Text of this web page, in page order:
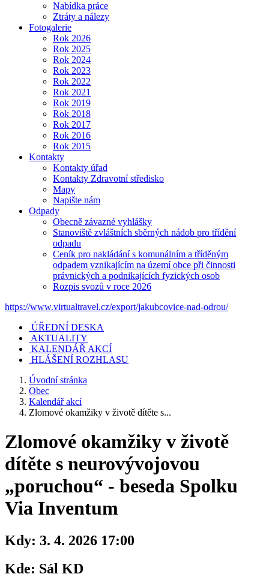
Nabídka práce
Ztráty a nálezy
Fotogalerie
Rok 2026
Rok 2025
Rok 2024
Rok 2023
Rok 2022
Rok 2021
Rok 2019
Rok 2018
Rok 2017
Rok 2016
Rok 2015
Kontakty
Kontakty úřad
Kontakty Zdravotní středisko
Mapy
Napište nám
Odpady
Obecně závazné vyhlášky
Stanoviště zvláštních sběrných nádob pro třídění
odpadu
Ceník pro nakládání s komunálním a tříděným
odpadem vznikajícím na území obce při činnosti
právnických a podnikajících fyzických osob
Rozpis svozů v roce 2026
https://www.virtualtravel.cz/export/jakubcovice-nad-odrou/
ÚŘEDNÍ DESKA
AKTUALITY
KALENDÁŘ AKCÍ
HLÁŠENÍ ROZHLASU
Úvodní stránka
Obec
Kalendář akcí
Zlomové okamžiky v životě dítěte s...
Zlomové okamžiky v životě
dítěte s neurovývojovou
„poruchou“ - beseda Spolku
Via Inventum
Kdy: 3. 4. 2026 17:00
Kde: Sál KD